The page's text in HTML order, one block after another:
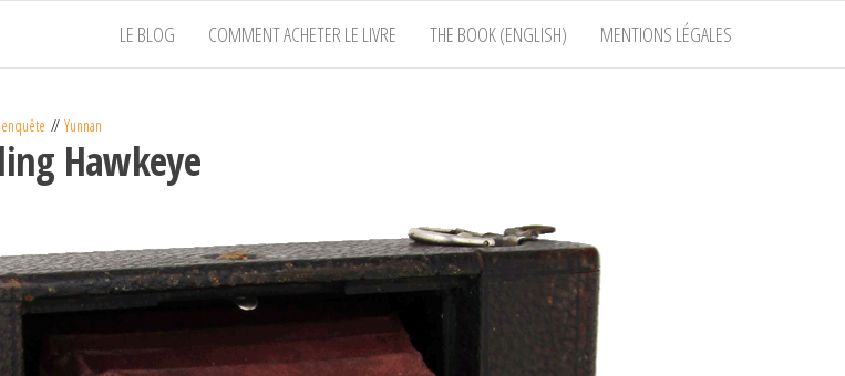
LE BLOG COMMENT ACHETER LE LIVRE THE BOOK (ENGLISH) MENTIONS LÉGALES
enquête Yunnan
Hawkeye